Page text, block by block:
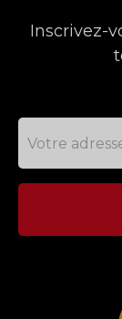
Inscrivez-